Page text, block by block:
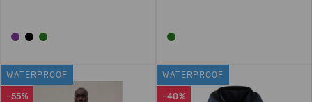
-55%
WATERPROOF
-40%
WATERPROOF